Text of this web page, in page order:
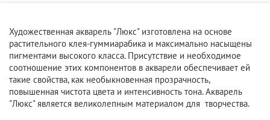
Художественная акварель "Люкс" изготовлена на основе
растительного клея-гуммиарабика и максимально насыщены
пигментами высокого класса. Присутствие и необходимое
соотношение этих компонентов в акварели обеспечивает ей
такие свойства, как необыкновенная прозрачность,
повышенная чистота цвета и интенсивность тона. Акварель
"Люкс" является великолепным материалом для творчества.